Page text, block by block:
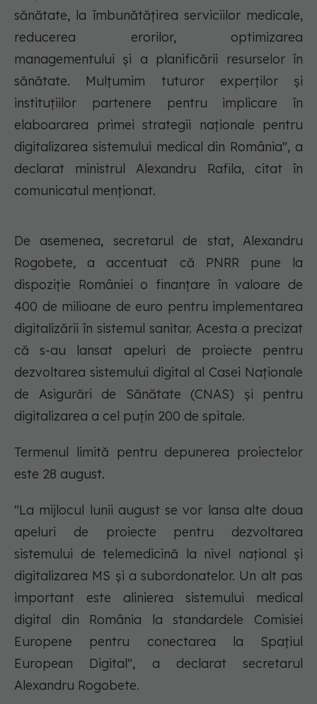
sănătate, la îmbunătăţirea serviciilor medicale,
reducerea erorilor, optimizarea
managementului şi a planificării resurselor în
sănătate. Mulţumim tuturor experţilor şi
instituţiilor partenere pentru implicare în
elaboararea primei strategii naţionale pentru
digitalizarea sistemului medical din România", a
declarat ministrul Alexandru Rafila, citat în
comunicatul menţionat.
De asemenea, secretarul de stat, Alexandru
Rogobete, a accentuat că PNRR pune la
dispoziție României o finanțare în valoare de
400 de milioane de euro pentru implementarea
digitalizării în sistemul sanitar. Acesta a precizat
că s-au lansat apeluri de proiecte pentru
dezvoltarea sistemului digital al Casei Naționale
de Asigurări de Sănătate (CNAS) și pentru
digitalizarea a cel puțin 200 de spitale.
Termenul limită pentru depunerea proiectelor
este 28 august.
"La mijlocul lunii august se vor lansa alte doua
apeluri de proiecte pentru dezvoltarea
sistemului de telemedicină la nivel naţional şi
digitalizarea MS şi a subordonatelor. Un alt pas
important este alinierea sistemului medical
digital din România la standardele Comisiei
Europene pentru conectarea la Spaţiul
European Digital", a declarat secretarul
Alexandru Rogobete.